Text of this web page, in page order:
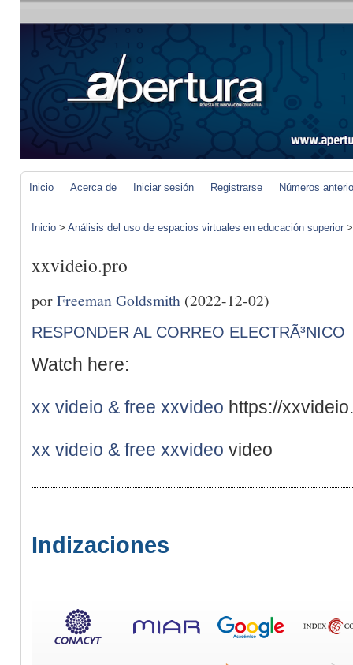
Inicio Acerca de Iniciar sesión Registrarse Números
Inicio > Análisis del uso de espacios virtuales en educación superior
xxvideio.pro
porFreeman Goldsmith (2022-12-02)
RESPONDER AL CORREO ELECTRÃ³NICO
Watch here:
xx videio & free xxvideo https://
xx videio & free xxvideo video
Indizaciones